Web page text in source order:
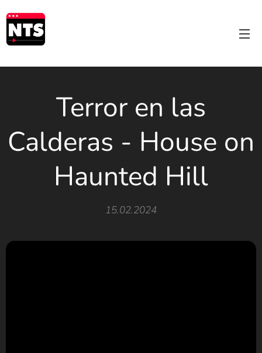
Terror en las
Calderas - House on
Haunted Hill
15.02.2024